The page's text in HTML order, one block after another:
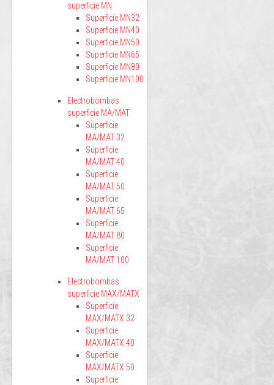
superficie MN
Superficie MN32
Superficie MN40
Superficie MN50
Superficie MN65
Superficie MN80
Superficie MN100
Electrobombas
superficie MA/MAT
Superficie
MA/MAT 32
Superficie
MA/MAT 40
Superficie
MA/MAT 50
Superficie
MA/MAT 65
Superficie
MA/MAT 80
Superficie
MA/MAT 100
Electrobombas
superficie MAX/MATX
Superficie
MAX/MATX 32
Superficie
MAX/MATX 40
Superficie
MAX/MATX 50
Superficie